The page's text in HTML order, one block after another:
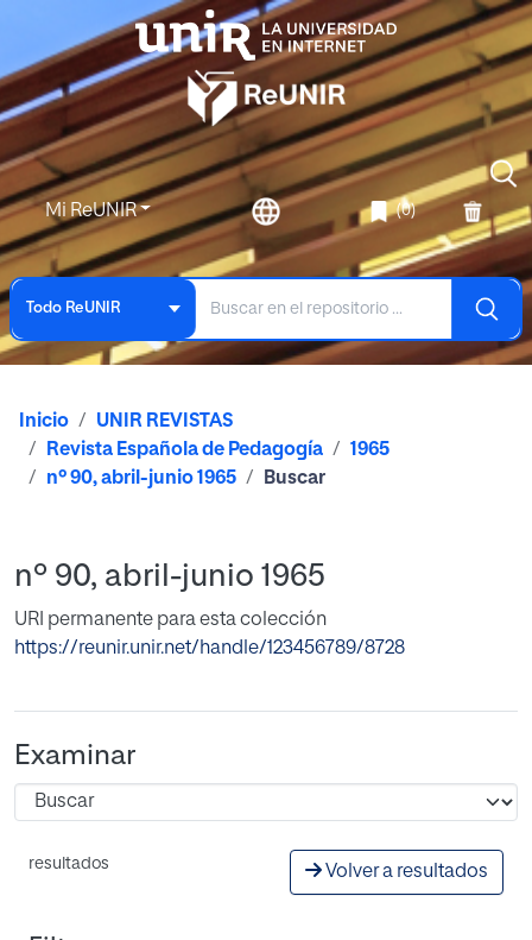
Mi ReUNIR (0)
Todo ReUNIR
Inicio
UNIR REVISTAS
Revista Española de Pedagogía
1965
nº 90, abril-junio 1965
Buscar
nº 90, abril-junio 1965
URI permanente para esta colección
https://reunir.unir.net/handle/123456789/8728
Examinar
resultados Volver a resultados